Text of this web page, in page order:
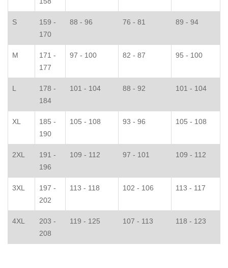
S
159 -
170
88 - 96 76 - 81 89 - 94
M
171 -
177
97 - 100 82 - 87 95 - 100
L
178 -
184
101 - 104 88 - 92 101 - 104
XL
185 -
190
105 - 108 93 - 96 105 - 108
2XL
191 -
196
109 - 112 97 - 101 109 - 112
3XL
197 -
202
113 - 118 102 - 106 113 - 117
4XL
203 -
208
119 - 125 107 - 113 118 - 123